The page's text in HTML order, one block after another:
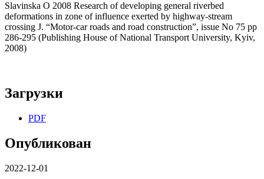
Slavinska O 2008 Research of developing general riverbed
deformations in zone of influence exerted by highway-stream
crossing J. “Motor-car roads and road construction”, issue No 75 pp
286-295 (Publishing House of National Transport University, Kyiv,
2008)
Загрузки
PDF
Опубликован
2022-12-01